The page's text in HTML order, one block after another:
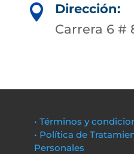

Dirección:
Carrera 6 #
• Términos y
• Política de
Personales